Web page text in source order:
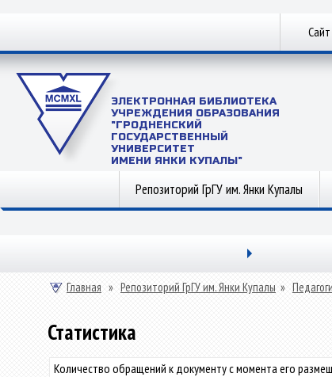
ЭЛЕКТРОННАЯ БИБЛИОТЕКА
УЧРЕЖДЕНИЯ ОБРАЗОВАНИЯ
"ГРОДНЕНСКИЙ
ГОСУДАРСТВЕННЫЙ
УНИВЕРСИТЕТ
ИМЕНИ ЯНКИ КУПАЛЫ"
Репозиторий ГрГУ им. Янки Купалы
Главная » Репозиторий ГрГУ им. Янки Купалы »
Статистика
Количество обращений к документу с момента его